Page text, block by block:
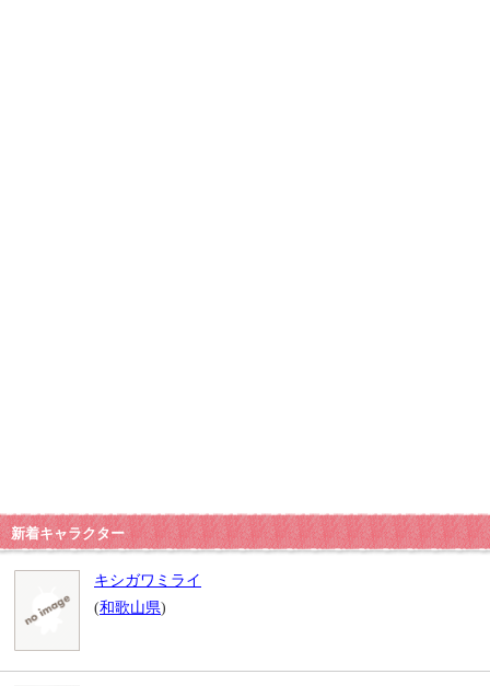
新着キャラクター
キシガワミライ
(和歌山県)